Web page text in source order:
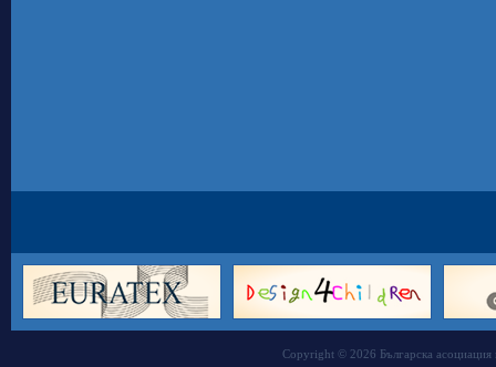
Copyright © 2026 Българска асоциация